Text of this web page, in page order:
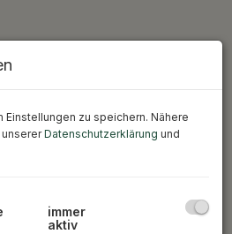
Freundliche
zu speichern. Nähere
Datenschutzerklärung und
immer
aktiv